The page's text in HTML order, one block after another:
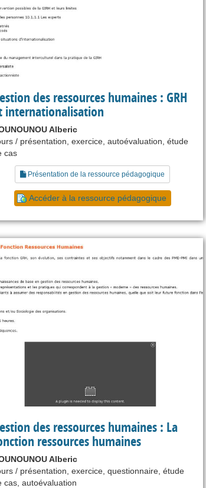
des ressources humaines : GRH
internationalisation
Alberic
/ présentation, exercice, autoévaluation, étude
cas
Présentation de la ressource pédagogique
Accéder à la ressource pédagogique
des ressources humaines : La
ressources humaines
Alberic
/ présentation, exercice, questionnaire, étude
cas, autoévaluation